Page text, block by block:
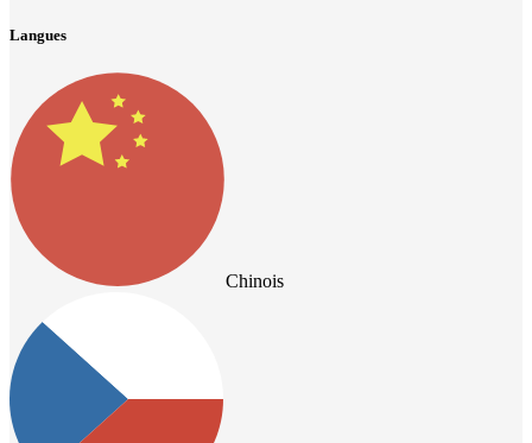
Langues
Chinois